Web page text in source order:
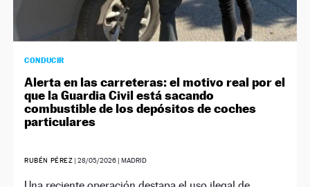
CONDUCIR
Alerta en las carreteras: el motivo real por el
que la Guardia Civil está sacando
combustible de los depósitos de coches
particulares
RUBÉN PÉREZ |28/05/2026 | MADRID